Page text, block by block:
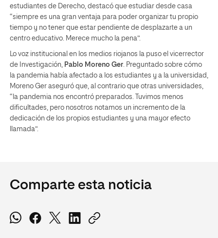
estudiantes de Derecho, destacó que estudiar desde casa
“siempre es una gran ventaja para poder organizar tu propio
tiempo y no tener que estar pendiente de desplazarte a un
centro educativo. Merece mucho la pena”.
Lo voz institucional en los medios riojanos la puso el vicerrector
de Investigación, Pablo Moreno Ger . Preguntado sobre cómo
la pandemia había afectado a los estudiantes y a la universidad,
Moreno Ger aseguró que, al contrario que otras universidades,
“la pandemia nos encontró preparados. Tuvimos menos
dificultades, pero nosotros notamos un incremento de la
dedicación de los propios estudiantes y una mayor efecto
llamada”.
Comparte esta noticia